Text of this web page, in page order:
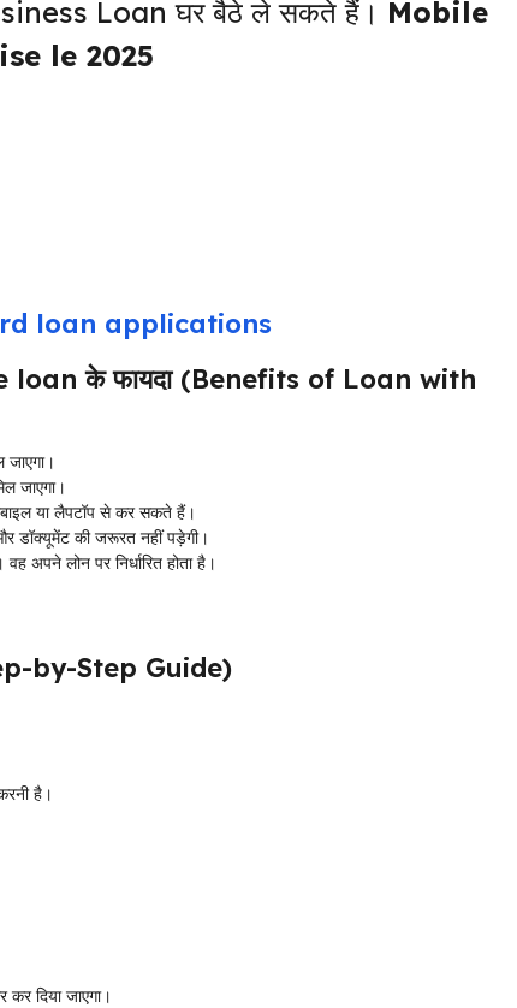
Loan घर बैठे ले सकते हैं। Mobile
le 2025
loan applications
के फायदा (Benefits of Loan with
जाएगा।
या लैपटॉप से कर सकते हैं।
डॉक्यूमेंट की जरूरत नहीं पड़ेगी।
लोन पर निर्धारित होता है।
by-Step Guide)
है।
दिया जाएगा।